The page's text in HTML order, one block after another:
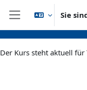
Zum Hauptinhalt
Website-
Sie
Der Kurs steht aktuell